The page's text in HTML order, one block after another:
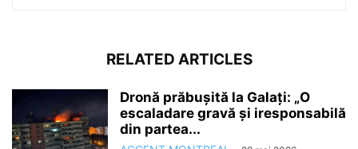
RELATED ARTICLES
Dronă prăbușită la Galați: „O
escaladare gravă şi iresponsabilă
din partea...